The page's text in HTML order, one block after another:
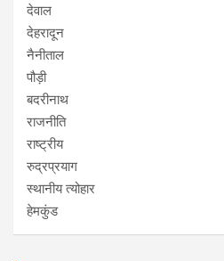
देवाल
देहरादून
नैनीताल
पौड़ी
बदरीनाथ
राजनीति
राष्ट्रीय
रुद्रप्रयाग
स्थानीय त्योहार
हेमकुंड